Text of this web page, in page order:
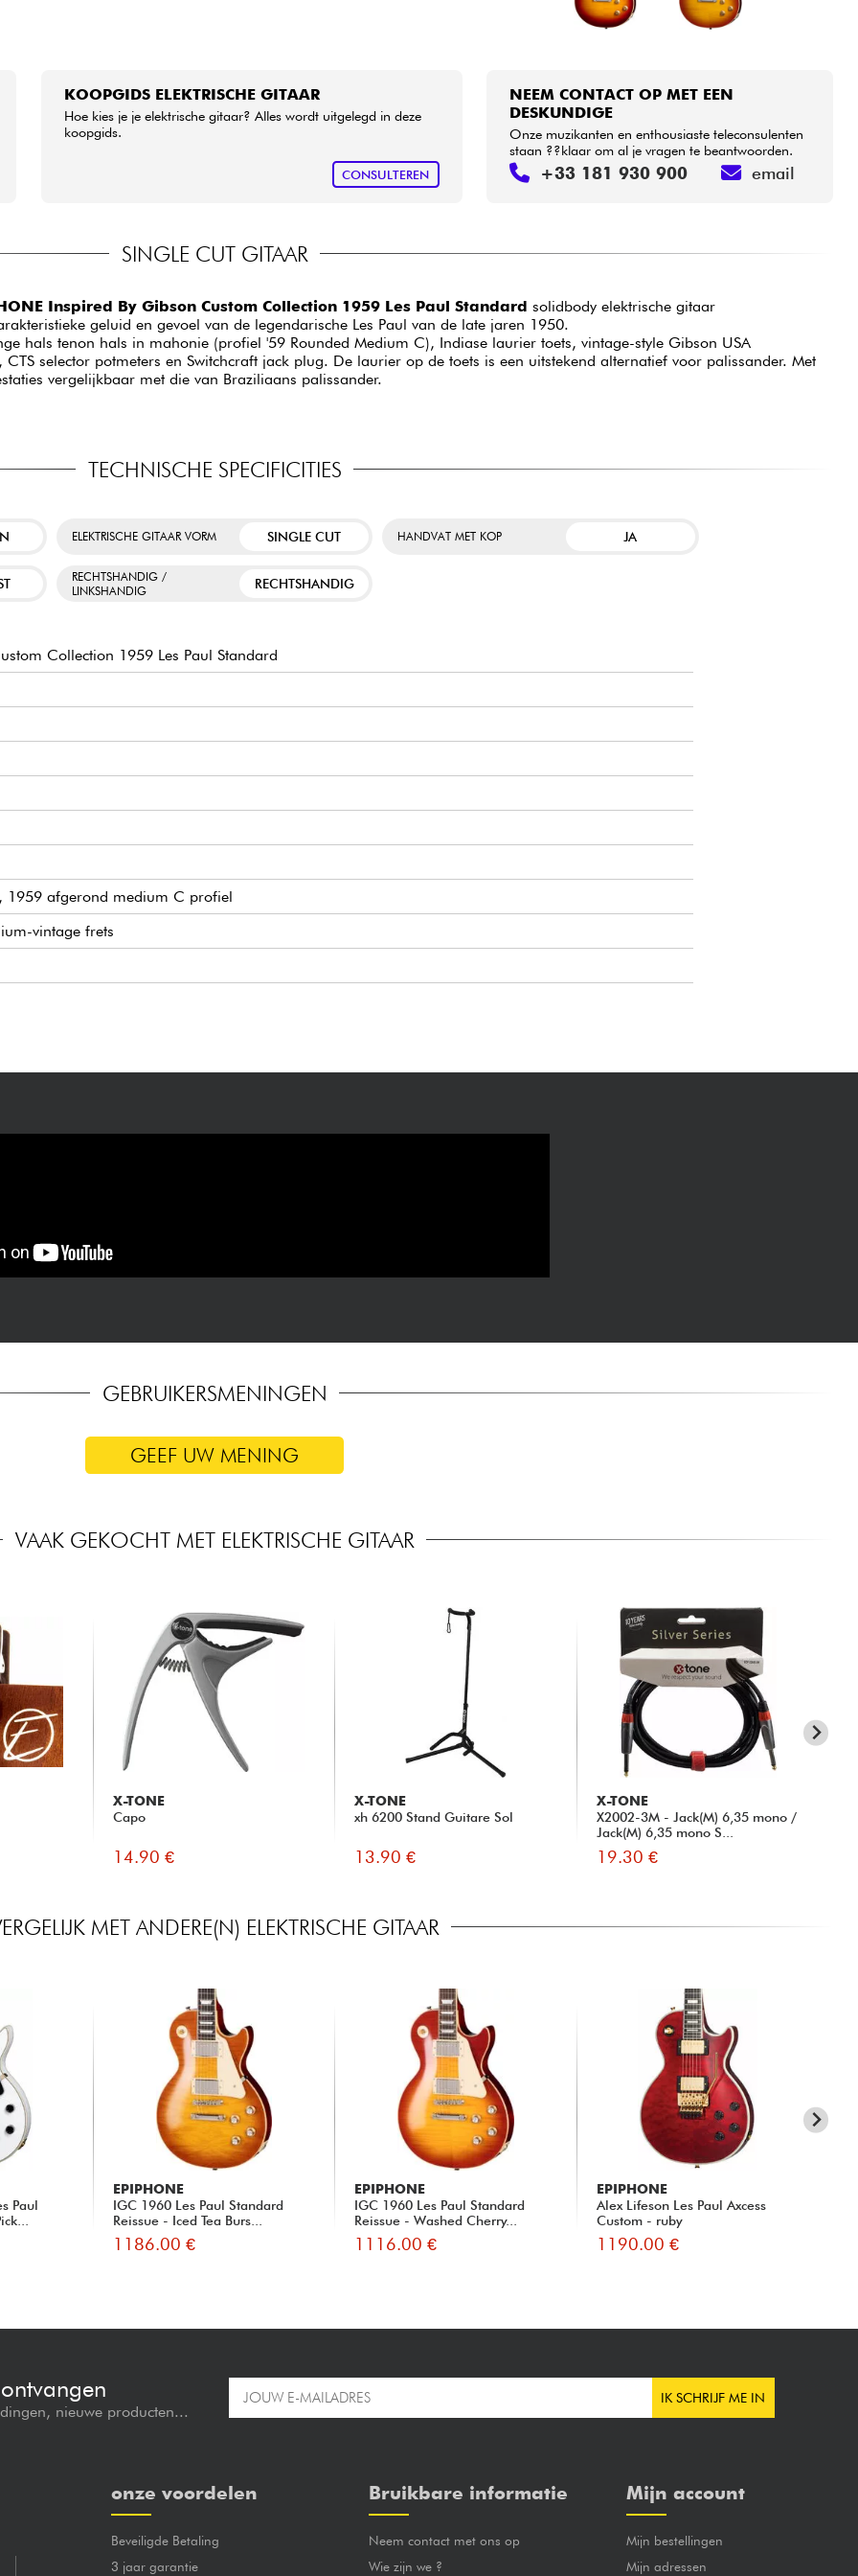
KOOPGIDS ELEKTRISCHE GITAAR
Hoe kies je je elektrische gitaar? Alles wordt uitgelegd in deze
koopgids.
CONSULTEREN
NEEM CONTACT OP MET EEN
DESKUNDIGE
Onze muzikanten en enthousiaste teleconsulenten
staan ??klaar om al je vragen te beantwoorden.
+33 181 930 900 email
SINGLE CUT GITAAR
Inspired By Gibson Custom Collection 1959 Les Paul Standard solidbody elektrische gitaar
geluid en gevoel van de legendarische Les Paul van de late jaren 1950.
hals tenon hals in mahonie (profiel '59 Rounded Medium C), Indiase laurier toets, vintage-style Gibson USA
selector potmeters en Switchcraft jack plug. De laurier op de toets is een uitstekend alternatief voor palissander. Met
vergelijkbaar met die van Braziliaans palissander.
TECHNISCHE SPECIFICITIES
ELEKTRISCHE GITAAR VORM SINGLE CUT HANDVAT MET KOP JA
RECHTSHANDIG /
LINKSHANDIG
RECHTSHANDIG
Collection 1959 Les Paul Standard
1959 afgerond medium C profiel
vintage frets
spoel
pickupschakelaar
knoppen
en roze koffer
GEBRUIKERSMENINGEN
GEEF UW MENING
VAAK GEKOCHT MET ELEKTRISCHE GITAAR
X-TONE
Capo
14.90 €
X-TONE
xh 6200 Stand Guitare Sol
13.90 €
X-TONE
X2002-3M - Jack(M) 6,35 mono /
Jack(M) 6,35 mono S...
19.30 €
MET ANDERE(N) ELEKTRISCHE GITAAR
Paul
EPIPHONE
IGC 1960 Les Paul Standard
Reissue - Iced Tea Burs...
1186.00 €
EPIPHONE
IGC 1960 Les Paul Standard
Reissue - Washed Cherry...
1116.00 €
EPIPHONE
Alex Lifeson Les Paul Axcess
Custom - ruby
1190.00 €
nieuwe producten...
IK SCHRIJF ME IN
onze voordelen
Beveiligde Betaling
3 jaar garantie
Bruikbare informatie
Neem contact met ons op
Wie zijn we ?
Mijn account
Mijn bestellingen
Mijn adressen